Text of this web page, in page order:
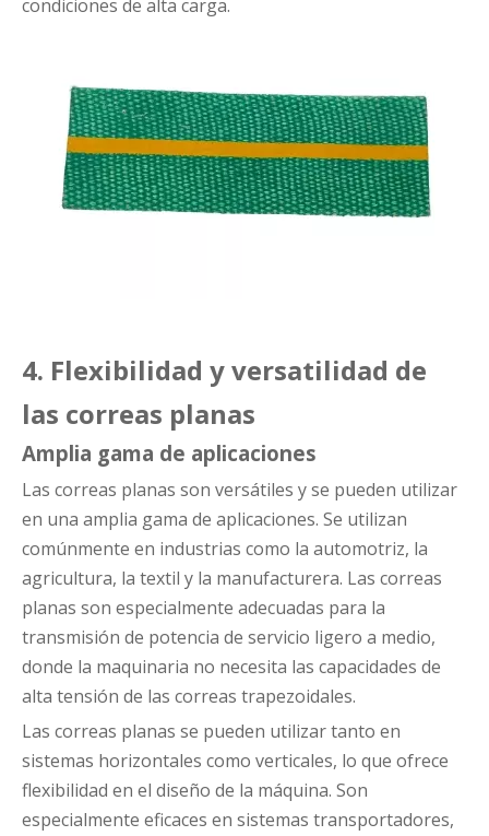
condiciones de alta carga.
4. Flexibilidad y versatilidad de
las correas planas
Amplia gama de aplicaciones
Las correas planas son versátiles y se pueden utilizar
en una amplia gama de aplicaciones. Se utilizan
comúnmente en industrias como la automotriz, la
agricultura, la textil y la manufacturera. Las correas
planas son especialmente adecuadas para la
transmisión de potencia de servicio ligero a medio,
donde la maquinaria no necesita las capacidades de
alta tensión de las correas trapezoidales.
Las correas planas se pueden utilizar tanto en
sistemas horizontales como verticales, lo que ofrece
flexibilidad en el diseño de la máquina. Son
especialmente eficaces en sistemas transportadores,